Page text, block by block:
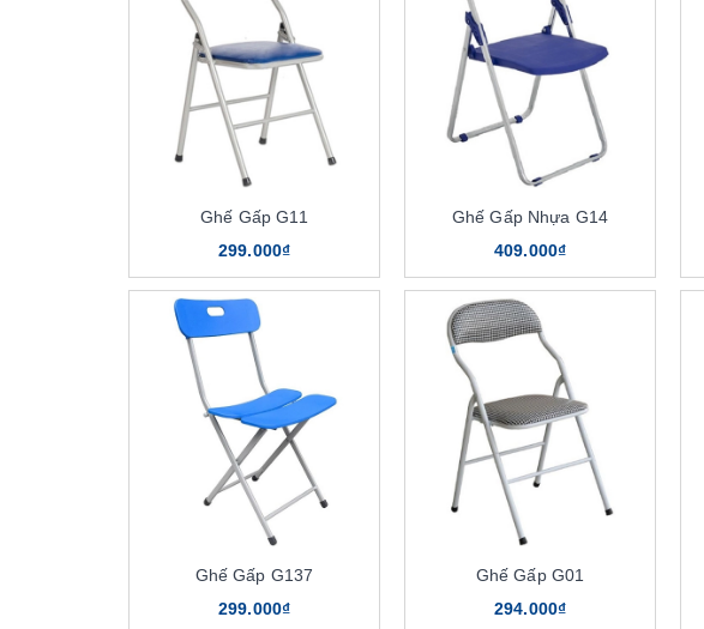
Ghế Gấp G11
299.000₫
Ghế Gấp Nhựa G14
409.000₫
Ghế Gấp G137
299.000₫
Ghế Gấp G01
294.000₫